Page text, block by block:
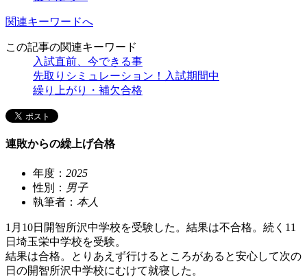
関連キーワードへ
この記事の関連キーワード
入試直前、今できる事
先取りシミュレーション！入試期間中
繰り上がり・補欠合格
連敗からの繰上げ合格
年度： 2025
性別： 男子
執筆者： 本人
1月10日開智所沢中学校を受験した。結果は不合格。続く11
日埼玉栄中学校を受験。
結果は合格。とりあえず行けるところがあると安心して次の
日の開智所沢中学校にむけて就寝した。